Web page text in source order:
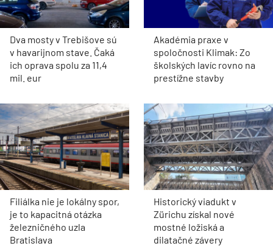
Dva mosty v Trebišove sú
v havarijnom stave. Čaká
ich oprava spolu za 11,4
mil. eur
Akadémia praxe v
spoločnosti Klimak: Zo
školských lavíc rovno na
prestížne stavby
Filiálka nie je lokálny spor,
je to kapacitná otázka
železničného uzla
Bratislava
Historický viadukt v
Zürichu získal nové
mostné ložiská a
dilatačné závery